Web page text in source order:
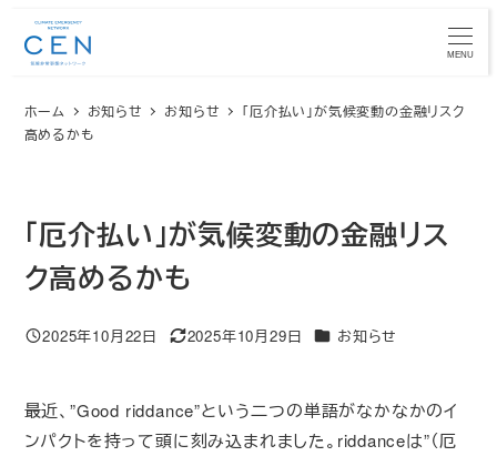
MENU
ホーム お知らせ お知らせ
「厄介払い」が気候変動の金融リスク
高めるかも
「厄介払い」が気候変動の金融リス
ク高めるかも
投稿日
2025年10月22日
更新日
2025年10月29日 カテゴリー
お知らせ
最近、”Good riddance”という二つの単語がなかなかのイ
ンパクトを持って頭に刻み込まれました。riddanceは”（厄